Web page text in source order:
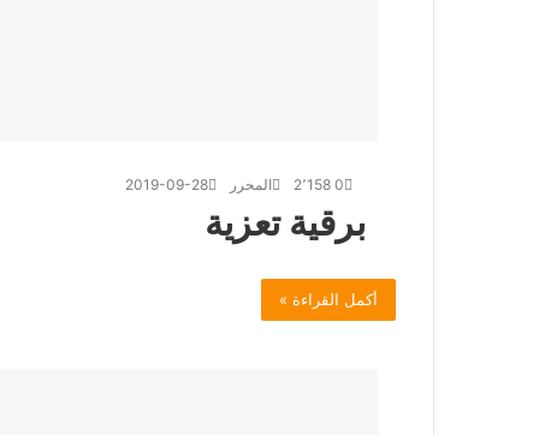
المحرر 2019-09-28 02٬158
برقية تعزية
أكمل القراءة »